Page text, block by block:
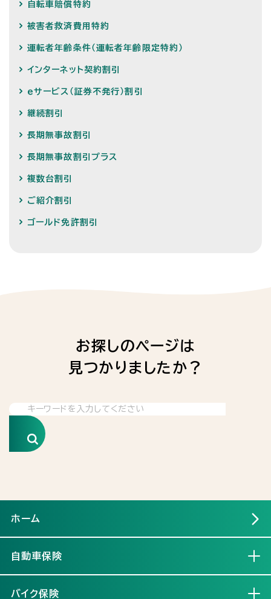
自転車賠償特約
被害者救済費用特約
運転者年齢条件（運転者年齢限定特約）
インターネット契約割引
ｅサービス（証券不発行）割引
継続割引
長期無事故割引
長期無事故割引プラス
複数台割引
ご紹介割引
ゴールド免許割引
お探しのページは
見つかりましたか？
検索
ホーム
自動車保険
バイク保険